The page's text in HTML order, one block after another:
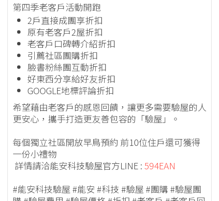
第四季老客戶活動開跑
2戶直接成團享折扣
原有老客戶2屋折扣
老客戶口碑轉介紹折扣
引薦社區團購折扣
臉書粉絲團互動折扣
好東西分享給好友折扣
GOOGLE地標評論折扣
希望藉由老客戶的感恩回饋，讓更多需要驗屋的人
更安心，攜手打造更友善包容的「驗屋」。
每個獨立社區開放早鳥預約 前10位住戶還可獲得
一份小禮物
詳情請洽能安科技驗屋官方LINE : 594EAN
#能安科技驗屋 #能安 #科技 #驗屋 #團購 #驗屋團